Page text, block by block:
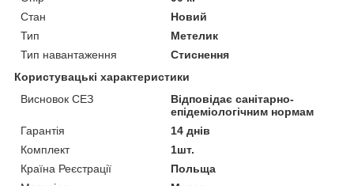
Стан
Новий
Тип
Метелик
Тип навантаження
Стиснення
Користувацькі характеристики
Висновок СЕЗ
Відповідає санітарно-
епідеміологічним нормам
Гарантія
14 днів
Комплект
1шт.
Країна Реєстрації
Польща